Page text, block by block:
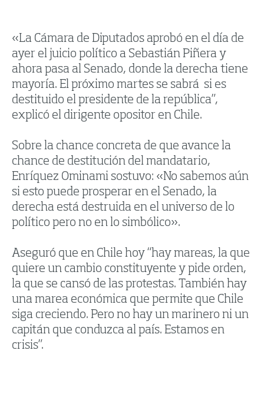
«La Cámara de Diputados aprobó en el día de
ayer el juicio político a Sebastián Piñera y
ahora pasa al Senado, donde la derecha tiene
mayoría. El próximo martes se sabrá si es
destituido el presidente de la república”,
explicó el dirigente opositor en Chile.
Sobre la chance concreta de que avance la
chance de destitución del mandatario,
Enríquez Ominami sostuvo: «No sabemos aún
si esto puede prosperar en el Senado, la
derecha está destruida en el universo de lo
político pero no en lo simbólico».
Aseguró que en Chile hoy “hay mareas, la que
quiere un cambio constituyente y pide orden,
la que se cansó de las protestas. También hay
una marea económica que permite que Chile
siga creciendo. Pero no hay un marinero ni un
capitán que conduzca al país. Estamos en
crisis”.